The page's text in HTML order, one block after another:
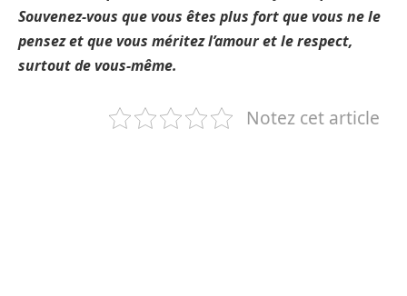
Souvenez-vous que vous êtes plus fort que vous ne le
pensez et que vous méritez l’amour et le respect,
surtout de vous-même.
Notez cet article